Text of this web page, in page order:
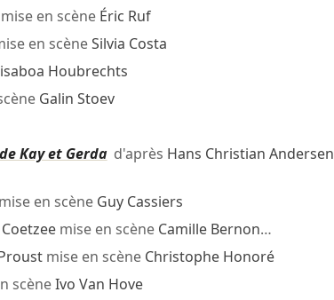
mise en scène Éric Ruf
en scèneSilvia Costa
Houbrechts
Galin Stoev
Kay et Gerdad'après Hans Christian Andersen
mise en scène Guy Cassiers
Coetzeemise en scène Camille Bernon…
mise en scène Christophe Honoré
scèneIvo Van Hove